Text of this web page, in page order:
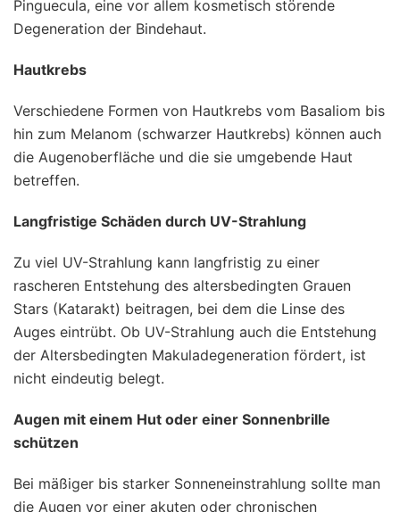
Pinguecula, eine vor allem kosmetisch störende
Degeneration der Bindehaut.
Hautkrebs
Verschiedene Formen von Hautkrebs vom Basaliom bis
hin zum Melanom (schwarzer Hautkrebs) können auch
die Augenoberfläche und die sie umgebende Haut
betreffen.
Langfristige Schäden durch UV-Strahlung
Zu viel UV-Strahlung kann langfristig zu einer
rascheren Entstehung des altersbedingten Grauen
Stars (Katarakt) beitragen, bei dem die Linse des
Auges eintrübt. Ob UV-Strahlung auch die Entstehung
der Altersbedingten Makuladegeneration fördert, ist
nicht eindeutig belegt.
Augen mit einem Hut oder einer Sonnenbrille
schützen
Bei mäßiger bis starker Sonneneinstrahlung sollte man
die Augen vor einer akuten oder chronischen